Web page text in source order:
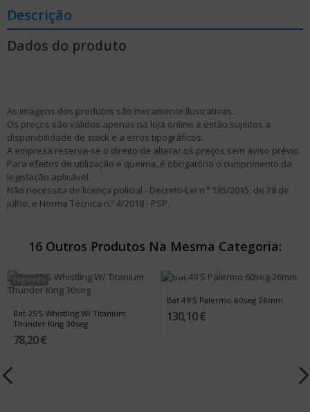
Descrição
Dados do produto
As imagens dos produtos são meramente ilustrativas.
Os preços são válidos apenas na loja online e estão sujeitos a
disponibilidade de stock e a erros tipográficos.
A empresa reserva-se o direito de alterar os preços sem aviso prévio.
Para efeitos de utilização e queima, é obrigatório o cumprimento da
legislação aplicável.
Não necessita de licença policial - Decreto-Lei n.º 135/2015, de 28 de
julho, e Norma Técnica n.º 4/2018 - PSP.
16 Outros Produtos Na Mesma Categoria:
Esgotado
Bat 25'S Whistling W/ Titanium
Thunder King 30seg
78,20 €
Bat 49'S Palermo 60seg 26mm
130,10 €